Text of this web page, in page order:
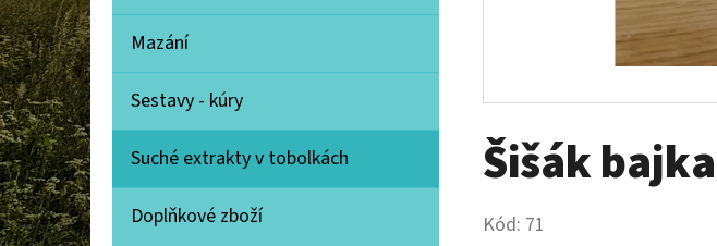
Mazání
Sestavy - kúry
Suché extrakty v tobolkách
Doplňkové zboží
Šišák
Kód: 71